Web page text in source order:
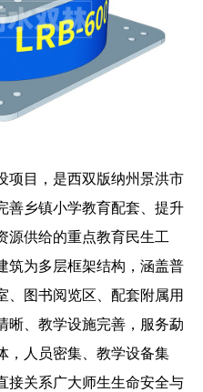
项目，是西双版纳州景洪市
善乡镇小学教育配套、提升
源供给的重点教育民生工
筑为多层框架结构，涵盖普
、图书阅览区、配套附属用
晰、教学设施完善，服务勐
，人员密集、教学设备集
接关系广大师生生命安全与